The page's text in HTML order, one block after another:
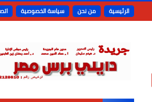
الرئيسية من نحن سياسة الخصوصية